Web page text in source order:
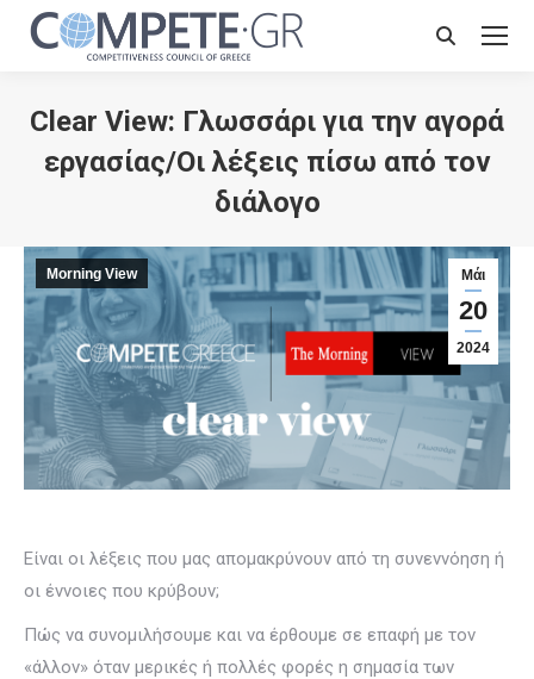
Search:
Clear View: Γλωσσάρι για την αγορά
εργασίας/Οι λέξεις πίσω από τον
διάλογο
Μάι
20
2024
Morning View
Είναι οι λέξεις που μας απομακρύνουν από τη συνεννόηση ή
οι έννοιες που κρύβουν;
Πώς να συνομιλήσουμε και να έρθουμε σε επαφή με τον
«άλλον» όταν μερικές ή πολλές φορές η σημασία των